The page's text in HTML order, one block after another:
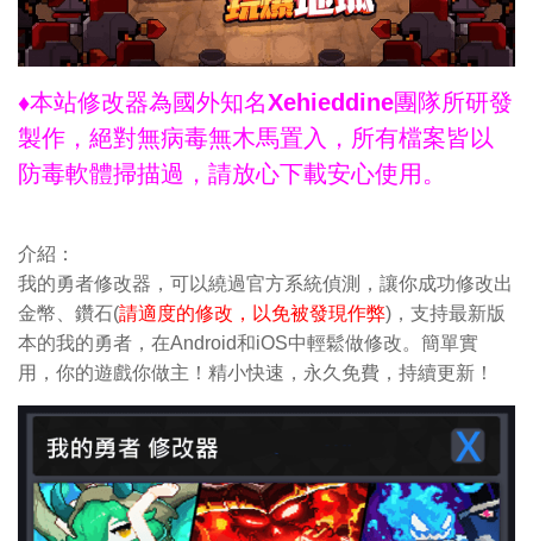
♦本站修改器為國外知名Xehieddine團隊所研發
製作，絕對無病毒無木馬置入，所有檔案皆以
防毒軟體掃描過，請放心下載安心使用。
介紹：
我的勇者修改器，可以繞過官方系統偵測，讓你成功修改出
金幣、鑽石(請適度的修改，以免被發現作弊)，支持最新版
本的我的勇者，在Android和iOS中輕鬆做修改。簡單實
用，你的遊戲你做主！精小快速，永久免費，持續更新！